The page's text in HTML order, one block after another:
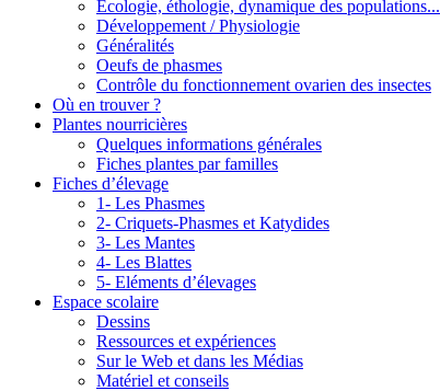
Ecologie, éthologie, dynamique des populations...
Développement / Physiologie
Généralités
Oeufs de phasmes
Contrôle du fonctionnement ovarien des insectes
Où en trouver ?
Plantes nourricières
Quelques informations générales
Fiches plantes par familles
Fiches d’élevage
1- Les Phasmes
2- Criquets-Phasmes et Katydides
3- Les Mantes
4- Les Blattes
5- Eléments d’élevages
Espace scolaire
Dessins
Ressources et expériences
Sur le Web et dans les Médias
Matériel et conseils